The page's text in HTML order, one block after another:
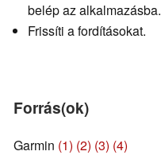
belép az alkalmazásba.
Frissíti a fordításokat.
Forrás(ok)
Garmin (1) (2) (3) (4)